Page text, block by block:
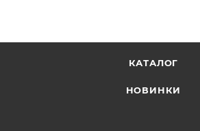
КАТАЛОГ
НОВИНКИ